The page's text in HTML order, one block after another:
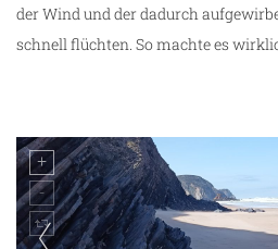
der Wind und der dadurch
schnell flüchten. So machte es